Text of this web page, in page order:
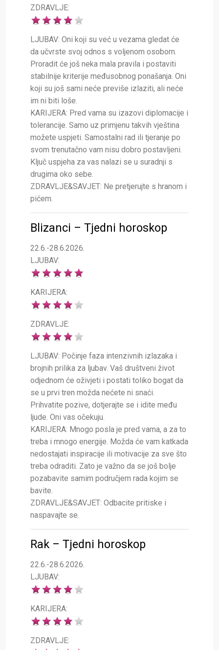
ZDRAVLJE:
LJUBAV: Oni koji su već u vezama gledat će
da učvrste svoj odnos s voljenom osobom.
Proradit će još neka mala pravila i postaviti
stabilnije kriterije međusobnog ponašanja. Oni
koji su još sami neće previše izlaziti, ali neće
im ni biti loše.
KARIJERA: Pred vama su izazovi diplomacije i
tolerancije. Samo uz primjenu takvih vještina
možete uspjeti. Samostalni rad ili tjeranje po
svom trenutačno vam nisu dobro postavljeni.
Ključ uspjeha za vas nalazi se u suradnji s
drugima oko sebe.
ZDRAVLJE&SAVJET: Ne pretjerujte s hranom i
pićem.
Blizanci – Tjedni horoskop
22.6.-28.6.2026.
LJUBAV:
KARIJERA:
ZDRAVLJE:
LJUBAV: Počinje faza intenzivnih izlazaka i
brojnih prilika za ljubav. Vaš društveni život
odjednom će oživjeti i postati toliko bogat da
se u prvi tren možda nećete ni snaći.
Prihvatite pozive, dotjerajte se i idite među
ljude. Oni vas očekuju.
KARIJERA: Mnogo posla je pred vama, a za to
treba i mnogo energije. Možda će vam katkada
nedostajati inspiracije ili motivacije za sve što
treba odraditi. Zato je važno da se još bolje
pozabavite samim područjem rada kojim se
bavite.
ZDRAVLJE&SAVJET: Odbacite pritiske i
naspavajte se.
Rak – Tjedni horoskop
22.6.-28.6.2026.
LJUBAV:
KARIJERA:
ZDRAVLJE: